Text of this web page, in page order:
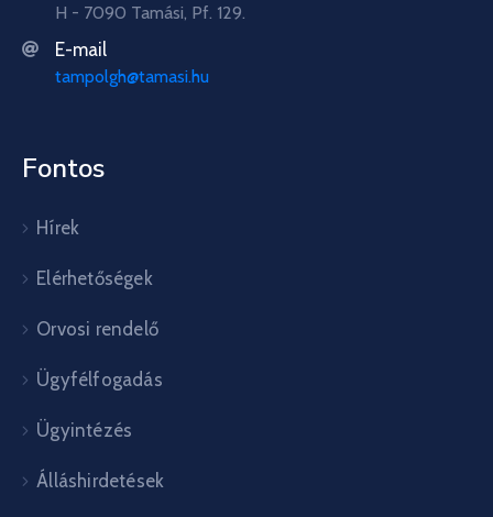
H - 7090 Tamási, Pf. 129.
E-mail
tampolgh@tamasi.hu
Fontos
Hírek
Elérhetőségek
Orvosi rendelő
Ügyfélfogadás
Ügyintézés
Álláshirdetések